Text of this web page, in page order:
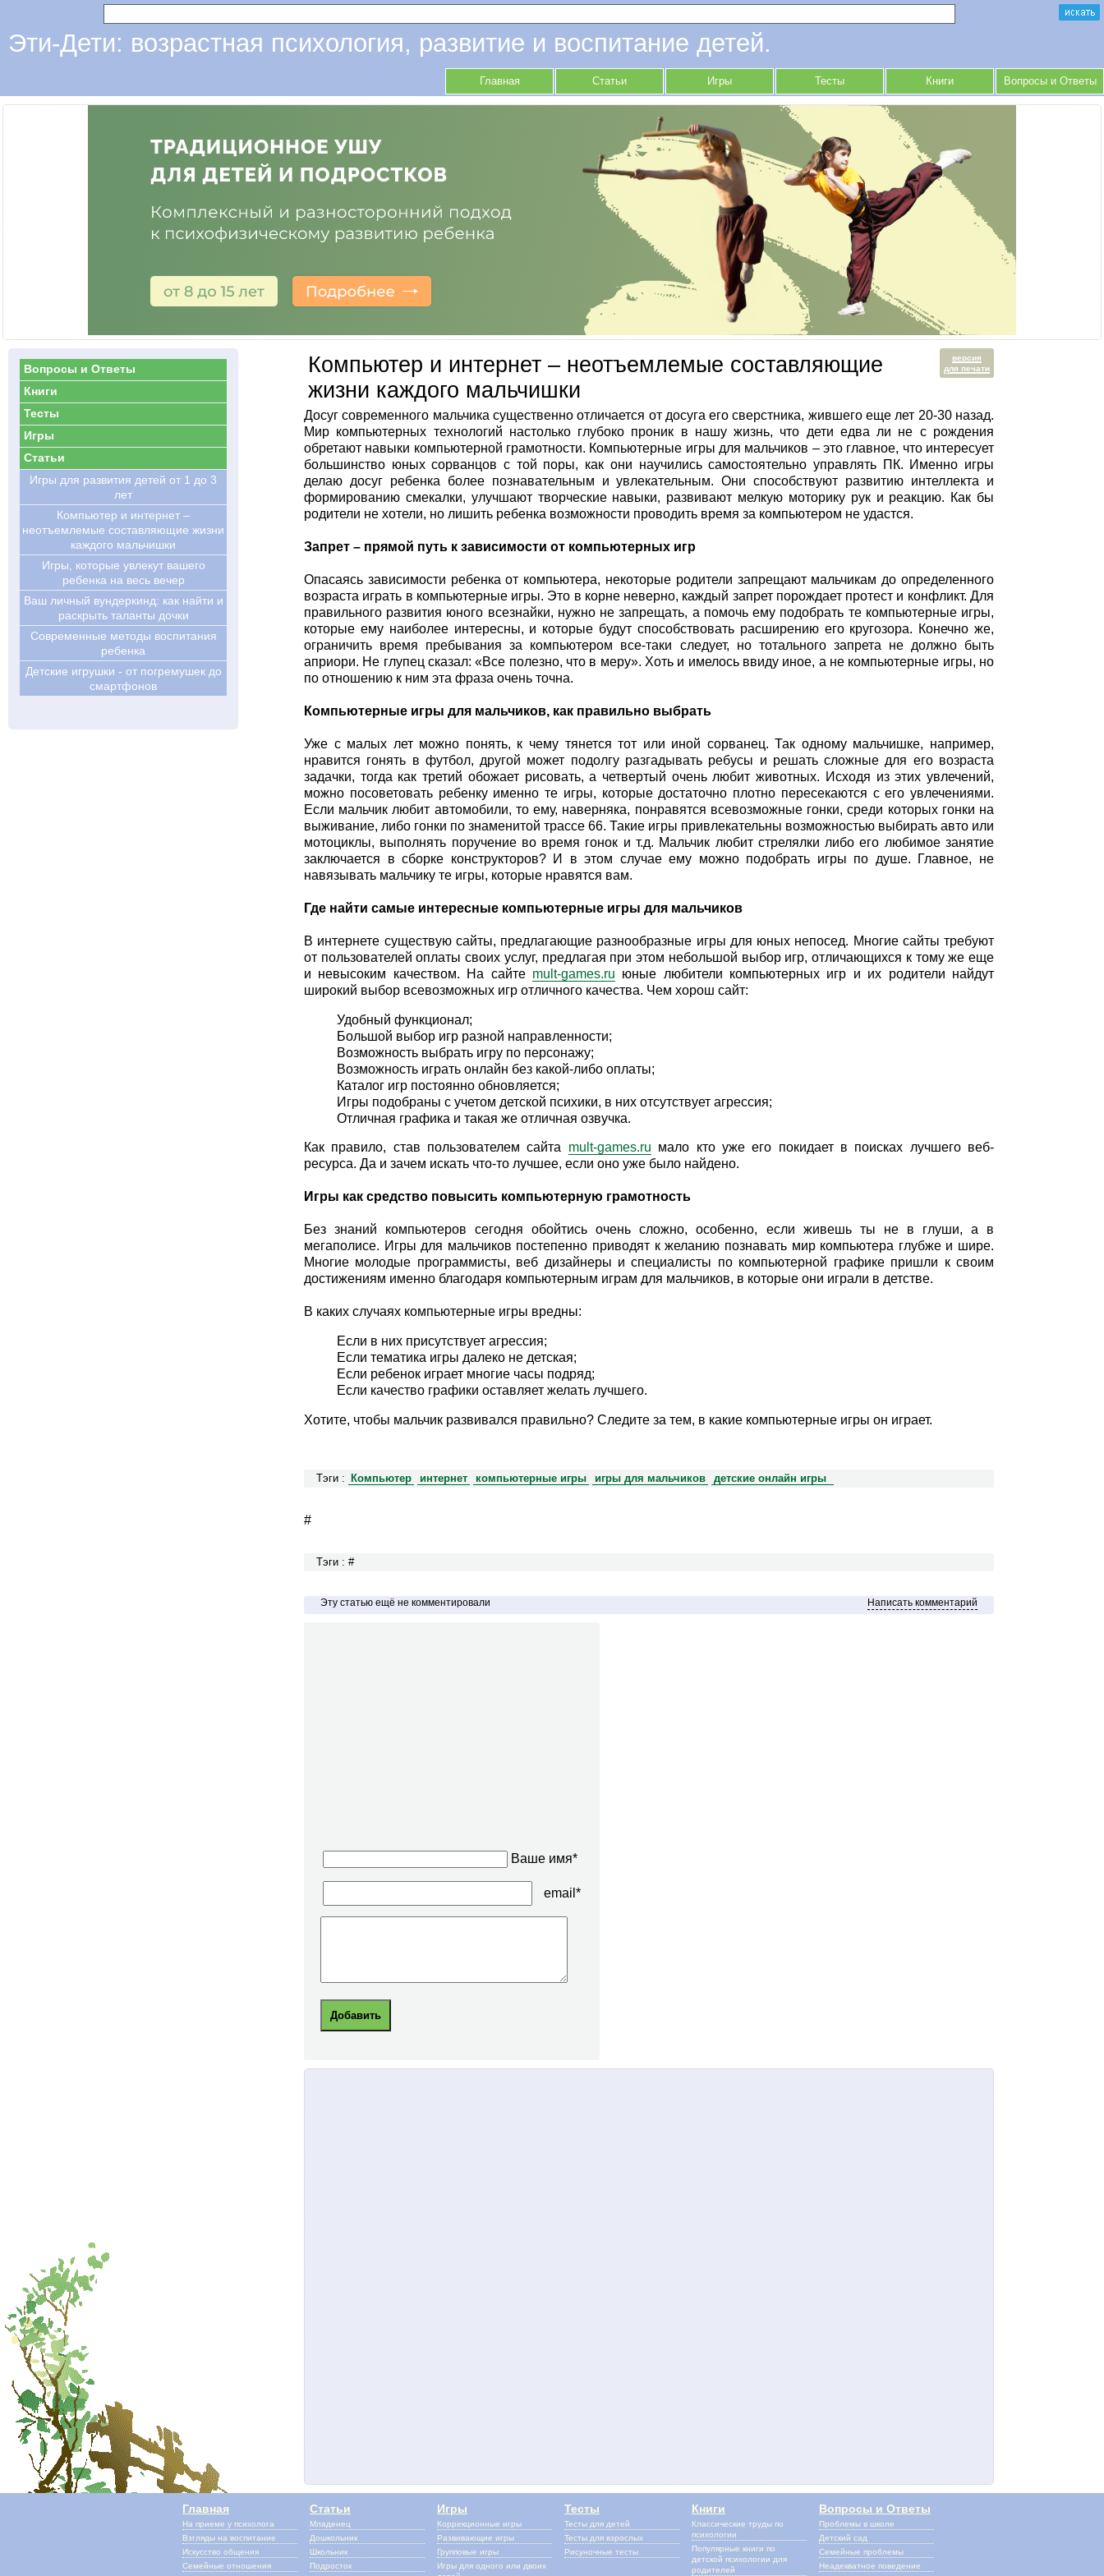
Эти-Дети: возрастная психология, развитие и воспитание детей.
Главная Статьи Игры Тесты Книги Вопросы и Ответы
версия
для печати
Компьютер и интернет – неотъемлемые составляющие
жизни каждого мальчишки
Досуг современного мальчика существенно отличается от досуга его сверстника, жившего еще лет 20-30 назад.
Мир компьютерных технологий настолько глубоко проник в нашу жизнь, что дети едва ли не с рождения
обретают навыки компьютерной грамотности. Компьютерные игры для мальчиков – это главное, что интересует
большинство юных сорванцов с той поры, как они научились самостоятельно управлять ПК. Именно игры
делаю досуг ребенка более познавательным и увлекательным. Они способствуют развитию интеллекта и
формированию смекалки, улучшают творческие навыки, развивают мелкую моторику рук и реакцию. Как бы
родители не хотели, но лишить ребенка возможности проводить время за компьютером не удастся.
Запрет – прямой путь к зависимости от компьютерных игр
Опасаясь зависимости ребенка от компьютера, некоторые родители запрещают мальчикам до определенного
возраста играть в компьютерные игры. Это в корне неверно, каждый запрет порождает протест и конфликт. Для
правильного развития юного всезнайки, нужно не запрещать, а помочь ему подобрать те компьютерные игры,
которые ему наиболее интересны, и которые будут способствовать расширению его кругозора. Конечно же,
ограничить время пребывания за компьютером все-таки следует, но тотального запрета не должно быть
априори. Не глупец сказал: «Все полезно, что в меру». Хоть и имелось ввиду иное, а не компьютерные игры, но
по отношению к ним эта фраза очень точна.
Компьютерные игры для мальчиков, как правильно выбрать
Уже с малых лет можно понять, к чему тянется тот или иной сорванец. Так одному мальчишке, например,
нравится гонять в футбол, другой может подолгу разгадывать ребусы и решать сложные для его возраста
задачки, тогда как третий обожает рисовать, а четвертый очень любит животных. Исходя из этих увлечений,
можно посоветовать ребенку именно те игры, которые достаточно плотно пересекаются с его увлечениями.
Если мальчик любит автомобили, то ему, наверняка, понравятся всевозможные гонки, среди которых гонки на
выживание, либо гонки по знаменитой трассе 66. Такие игры привлекательны возможностью выбирать авто или
мотоциклы, выполнять поручение во время гонок и т.д. Мальчик любит стрелялки либо его любимое занятие
заключается в сборке конструкторов? И в этом случае ему можно подобрать игры по душе. Главное, не
навязывать мальчику те игры, которые нравятся вам.
Где найти самые интересные компьютерные игры для мальчиков
В интернете существую сайты, предлагающие разнообразные игры для юных непосед. Многие сайты требуют
от пользователей оплаты своих услуг, предлагая при этом небольшой выбор игр, отличающихся к тому же еще
и невысоким качеством. На сайте mult-games.ru юные любители компьютерных игр и их родители найдут
широкий выбор всевозможных игр отличного качества. Чем хорош сайт:
Удобный функционал;
Большой выбор игр разной направленности;
Возможность выбрать игру по персонажу;
Возможность играть онлайн без какой-либо оплаты;
Каталог игр постоянно обновляется;
Игры подобраны с учетом детской психики, в них отсутствует агрессия;
Отличная графика и такая же отличная озвучка.
Как правило, став пользователем сайта mult-games.ru мало кто уже его покидает в поисках лучшего веб-
ресурса. Да и зачем искать что-то лучшее, если оно уже было найдено.
Игры как средство повысить компьютерную грамотность
Без знаний компьютеров сегодня обойтись очень сложно, особенно, если живешь ты не в глуши, а в
мегаполисе. Игры для мальчиков постепенно приводят к желанию познавать мир компьютера глубже и шире.
Многие молодые программисты, веб дизайнеры и специалисты по компьютерной графике пришли к своим
достижениям именно благодаря компьютерным играм для мальчиков, в которые они играли в детстве.
В каких случаях компьютерные игры вредны:
Если в них присутствует агрессия;
Если тематика игры далеко не детская;
Если ребенок играет многие часы подряд;
Если качество графики оставляет желать лучшего.
Хотите, чтобы мальчик развивался правильно? Следите за тем, в какие компьютерные игры он играет.
Тэги : Компьютер интернет компьютерные игры игры для мальчиков детские онлайн игры
#
Тэги : #
Эту статью ещё не комментировали Написать комментарий
Ваше имя*
email*
Вопросы и Ответы
Книги
Тесты
Игры
Статьи
Игры для развития детей от 1 до 3
лет
Компьютер и интернет –
неотъемлемые составляющие жизни
каждого мальчишки
Игры, которые увлекут вашего
ребенка на весь вечер
Ваш личный вундеркинд: как найти и
раскрыть таланты дочки
Современные методы воспитания
ребенка
Детские игрушки - от погремушек до
смартфонов
Главная
На приеме у психолога
Взгляды на воспитание
Искусство общения
Семейные отношения
Статьи
Младенец
Дошкольник
Школьник
Подросток
Игры
Коррекционные игры
Развивающие игры
Групповые игры
Игры для одного или двоих
Тесты
Тесты для детей
Тесты для взрослых
Рисуночные тесты
Книги
Классические труды по
психологии
Популярные книги по
детской психологии для
родителей
Вопросы и Ответы
Проблемы в школе
Детский сад
Семейные проблемы
Неадекватное поведение